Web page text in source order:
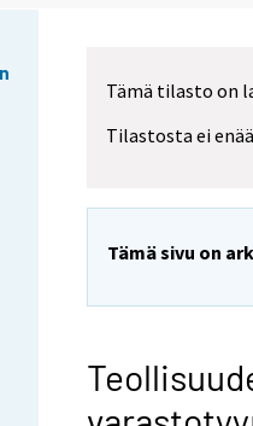
Tämä tilasto on
Tilastosta ei
Tämä sivu on